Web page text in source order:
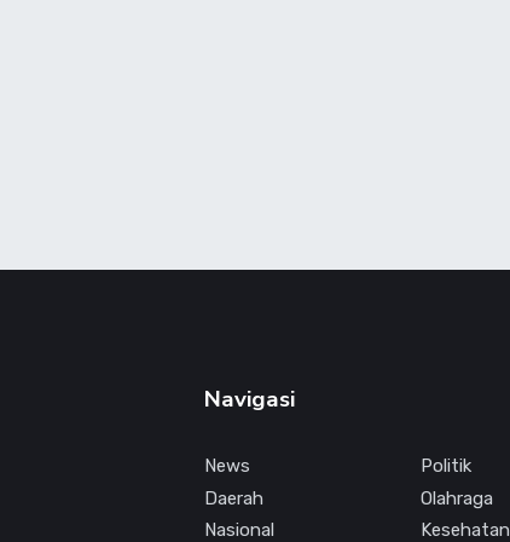
Navigasi
News
Daerah
Nasional
Politik
Olahraga
Kesehatan